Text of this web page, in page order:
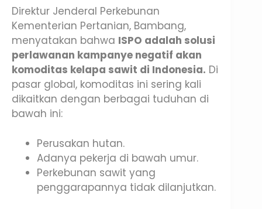
Direktur Jenderal Perkebunan
Kementerian Pertanian, Bambang,
menyatakan bahwa ISPO adalah solusi
perlawanan kampanye negatif akan
komoditas kelapa sawit di Indonesia. Di
pasar global, komoditas ini sering kali
dikaitkan dengan berbagai tuduhan di
bawah ini:
Perusakan hutan.
Adanya pekerja di bawah umur.
Perkebunan sawit yang
penggarapannya tidak dilanjutkan.